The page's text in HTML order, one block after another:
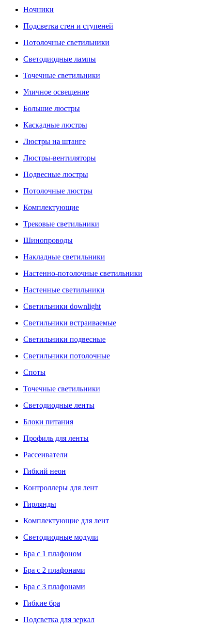
Ночники
Подсветка стен и ступеней
Потолочные светильники
Светодиодные лампы
Точечные светильники
Уличное освещение
Большие люстры
Каскадные люстры
Люстры на штанге
Люстры-вентиляторы
Подвесные люстры
Потолочные люстры
Комплектующие
Трековые светильники
Шинопроводы
Накладные светильники
Настенно-потолочные светильники
Настенные светильники
Светильники downlight
Светильники встраиваемые
Светильники подвесные
Светильники потолочные
Споты
Точечные светильники
Светодиодные ленты
Блоки питания
Профиль для ленты
Рассеиватели
Гибкий неон
Контроллеры для лент
Гирлянды
Комплектующие для лент
Светодиодные модули
Бра с 1 плафоном
Бра с 2 плафонами
Бра с 3 плафонами
Гибкие бра
Подсветка для зеркал